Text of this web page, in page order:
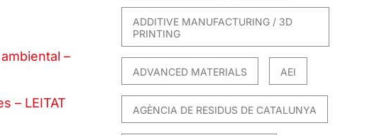
–
– LEITAT
ADDITIVE MANUFACTURING / 3D
PRINTING
ADVANCED MATERIALS AEI
AGÈNCIA DE RESIDUS DE CATALUNYA